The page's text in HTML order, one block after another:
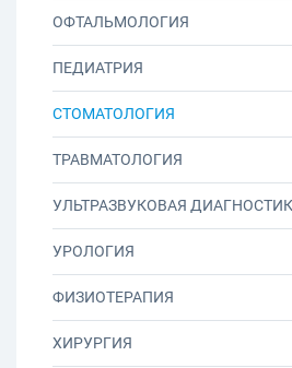
ОФТАЛЬМОЛОГИЯ
ПЕДИАТРИЯ
СТОМАТОЛОГИЯ
ТРАВМАТОЛОГИЯ
УЛЬТРАЗВУКОВАЯ
УРОЛОГИЯ
ФИЗИОТЕРАПИЯ
ХИРУРГИЯ